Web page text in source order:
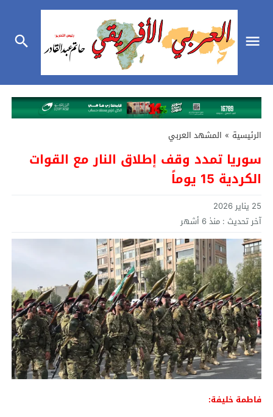
الرئيسية » المشهد العربي
سوريا تمدد وقف إطلاق النار مع القوات
الكردية 15 يوماً
25 يناير 2026
آخر تحديث : منذ 6 أشهر
فاطمة خليفة: